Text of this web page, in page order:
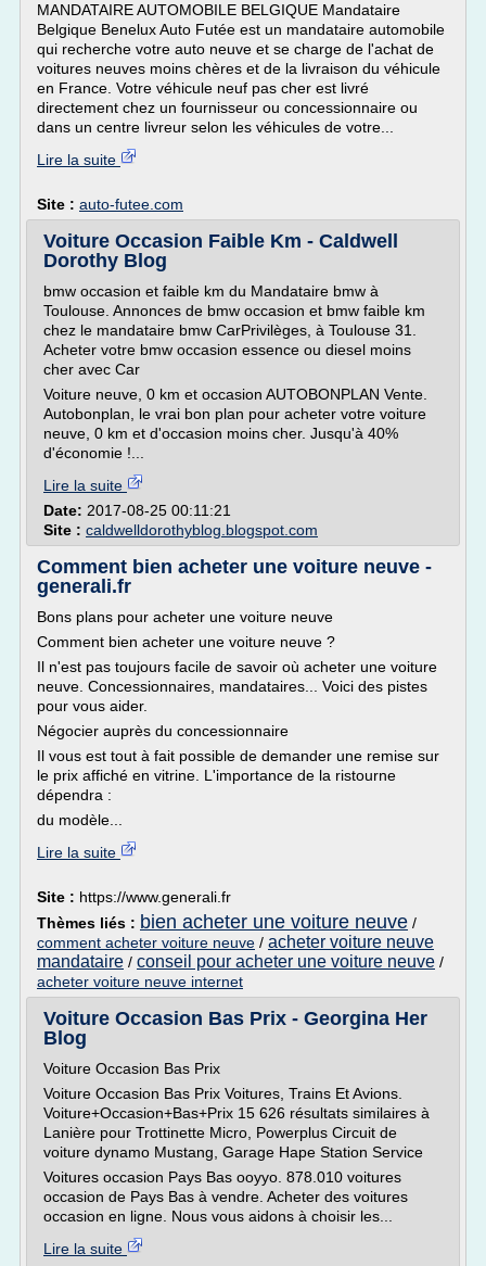
MANDATAIRE AUTOMOBILE BELGIQUE Mandataire
Belgique Benelux Auto Futée est un mandataire automobile
qui recherche votre auto neuve et se charge de l'achat de
voitures neuves moins chères et de la livraison du véhicule
en France. Votre véhicule neuf pas cher est livré
directement chez un fournisseur ou concessionnaire ou
dans un centre livreur selon les véhicules de votre...
Lire la suite
Site : auto-futee.com
Voiture Occasion Faible Km - Caldwell
Dorothy Blog
bmw occasion et faible km du Mandataire bmw à
Toulouse. Annonces de bmw occasion et bmw faible km
chez le mandataire bmw CarPrivilèges, à Toulouse 31.
Acheter votre bmw occasion essence ou diesel moins
cher avec Car
Voiture neuve, 0 km et occasion AUTOBONPLAN Vente.
Autobonplan, le vrai bon plan pour acheter votre voiture
neuve, 0 km et d'occasion moins cher. Jusqu'à 40%
d'économie !...
Lire la suite
Date: 2017-08-25 00:11:21
Site : caldwelldorothyblog.blogspot.com
Comment bien acheter une voiture neuve -
generali.fr
Bons plans pour acheter une voiture neuve
Comment bien acheter une voiture neuve ?
Il n'est pas toujours facile de savoir où acheter une voiture
neuve. Concessionnaires, mandataires... Voici des pistes
pour vous aider.
Négocier auprès du concessionnaire
Il vous est tout à fait possible de demander une remise sur
le prix affiché en vitrine. L'importance de la ristourne
dépendra :
du modèle...
Lire la suite
Site : https://www.generali.fr
Thèmes liés : bien acheter une voiture neuve /
comment acheter voiture neuve / acheter voiture neuve
mandataire / conseil pour acheter une voiture neuve /
acheter voiture neuve internet
Voiture Occasion Bas Prix - Georgina Her
Blog
Voiture Occasion Bas Prix
Voiture Occasion Bas Prix Voitures, Trains Et Avions.
Voiture+Occasion+Bas+Prix 15 626 résultats similaires à
Lanière pour Trottinette Micro, Powerplus Circuit de
voiture dynamo Mustang, Garage Hape Station Service
Voitures occasion Pays Bas ooyyo. 878.010 voitures
occasion de Pays Bas à vendre. Acheter des voitures
occasion en ligne. Nous vous aidons à choisir les...
Lire la suite